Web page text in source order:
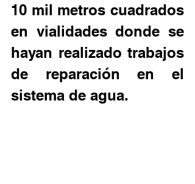
10 mil metros cuadrados
en vialidades donde se
hayan realizado trabajos
de reparación en el
sistema de agua.